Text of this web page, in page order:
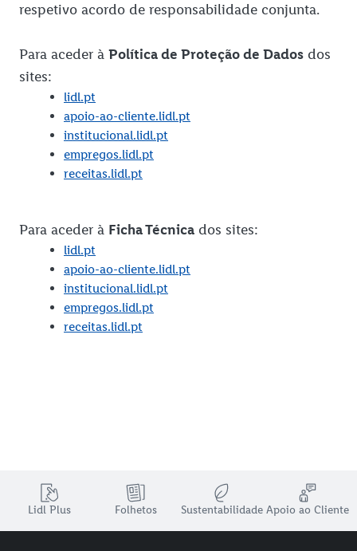
respetivo acordo de responsabilidade conjunta.
Para aceder à Política de Proteção de Dados dos
sites:
lidl.pt
apoio-ao-cliente.lidl.pt
institucional.lidl.pt
empregos.lidl.pt
receitas.lidl.pt
Para aceder à Ficha Técnica dos sites:
lidl.pt
apoio-ao-cliente.lidl.pt
institucional.lidl.pt
empregos.lidl.pt
receitas.lidl.pt
Lidl Plus Folhetos Sustentabilidade Apoio ao Cliente